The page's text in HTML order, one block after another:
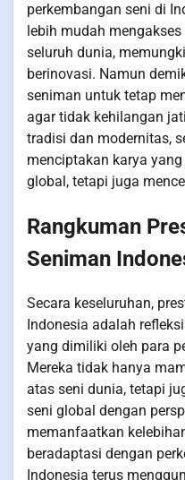
perkembangan seni di
lebih mudah
seluruh dunia,
berinovasi. Namun
seniman untuk tetap
agar tidak kehilangan
tradisi dan modernitas,
menciptakan karya
global, tetapi juga
Rangkuman
Seniman
Secara keseluruhan,
Indonesia adalah
yang dimiliki oleh para
Mereka tidak hanya
atas seni dunia, tetapi
seni global dengan
memanfaatkan
beradaptasi dengan
Indonesia terus